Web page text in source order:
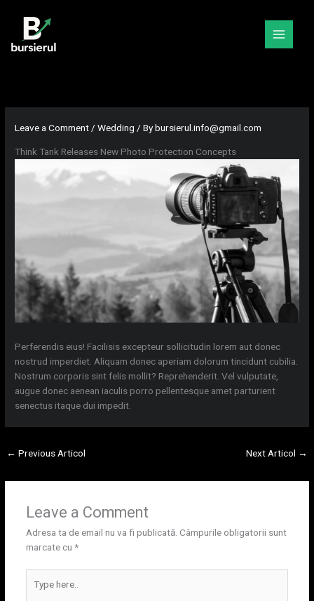
content
Leave a Comment/Wedding / Bybursierul.info@gmail.com
Think Tank Releases New Photo Protection Concepts
Perferendis eius! Facilisis excepteur sollicitudin lorem aut donec
nostrud imperdiet. Aliquam donec aperiam dolorum tincidunt cubilia.
Nostrum corporis sint felis mollit? Reprehenderit. Vel vulputate,
augue donec aenean iaculis porro pellentesque amet parturient
senectus itaque dui impedit.
← Previous Articol Next Articol →
Leave a Comment
Adresa ta de email nu va fi publicată. Câmpurile obligatorii sunt
marcate cu *
here..